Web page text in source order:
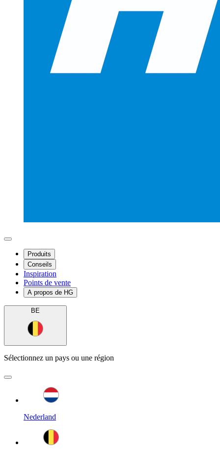
Produits
Conseils
Inspiration
Points de vente
A propos de HG
BE
Sélectionnez un pays ou une région
Nederland